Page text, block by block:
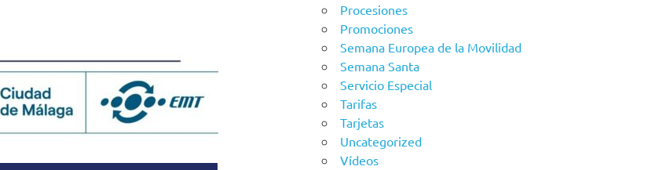
Procesiones
Promociones
Semana Europea de la Movilidad
Semana Santa
Servicio Especial
Tarifas
Tarjetas
Uncategorized
Vídeos